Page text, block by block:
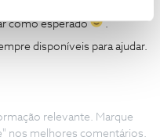
como esperado .
disponíveis para ajudar.
relevante. Marque
nos melhores comentários.